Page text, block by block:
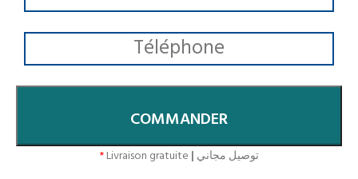
COMMANDER
*Livraison gratuite | توصيل مجاني